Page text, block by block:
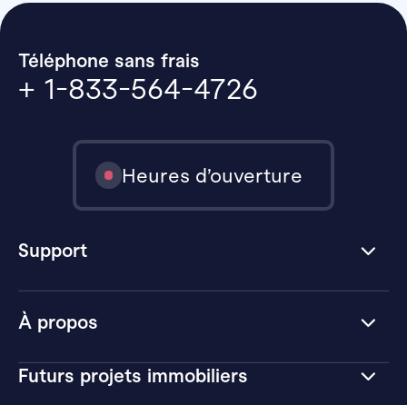
À propos
Futurs projets immobiliers
Téléphone sans frais
+ 1-833-564-4726
Heures d’ouverture
Support